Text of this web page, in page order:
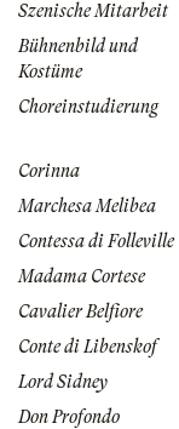
Szenische Mitarbeit
Bühnenbild und
Kostüme
Choreinstudierung
Corinna
Marchesa Melibea
Contessa di Folleville
Madama Cortese
Cavalier Belfiore
Conte di Libenskof
Lord Sidney
Don Profondo